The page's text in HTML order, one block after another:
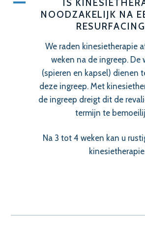
A
IS
NOODZAKELIJK NA
We raden kinesietherapie
weken na de ingreep. De
(spieren en kapsel) dienen
deze ingreep. Met
de ingreep dreigt dit de
termijn te
Na 3 tot 4 weken kan u